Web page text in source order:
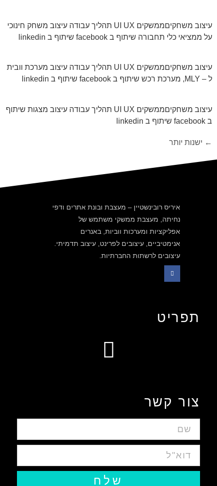
עיצוב משחקיםממשקים UI UX תהליך עבודה עיצוב משחק חינוכי
על ממציאי כלי תחבורה שיתוף ב facebook שיתוף ב linkedin
עיצוב משחקיםממשקים UI UX תהליך עבודה עיצוב מערכת וובית
ל – MLY, מערכת רכש שיתוף ב facebook שיתוף ב linkedin
עיצוב משחקיםממשקים UI UX תהליך עבודה עיצוב מצגות שיתוף
ב facebook שיתוף ב linkedin
← ישנות יותר
איריס רובינשטיין – מעצבת ובונת אתרים ודפי
נחיתה, מעצבת ממשקי משתמש של
אפליקציות ומערכות ווביות, באנרים
אנימטיביים, עיצובים לפרינט, עיצוב תדמיתי.
עיצובים לרשתות החברתיות.
תפריט
צור קשר
שלח